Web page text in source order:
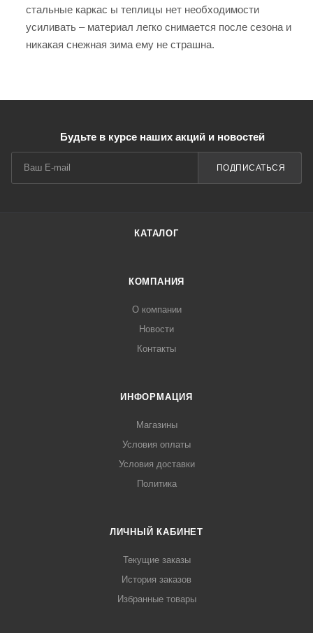
стальные каркас ы теплицы нет необходимости
усиливать – материал легко снимается после сезона и
никакая снежная зима ему не страшна.
Будьте в курсе наших акций и новостей
ПОДПИСАТЬСЯ
КАТАЛОГ
КОМПАНИЯ
О компании
Новости
Контакты
ИНФОРМАЦИЯ
Магазины
Условия оплаты
Условия доставки
Политика
ЛИЧНЫЙ КАБИНЕТ
Текущие заказы
История заказов
Избранные товары